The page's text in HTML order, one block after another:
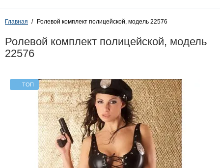
Главная Ролевой комплект полицейской, модель 22576
Ролевой комплект полицейской, модель
22576
ТОП